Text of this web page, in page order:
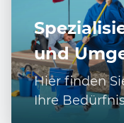
und
Hier finden
Ihre